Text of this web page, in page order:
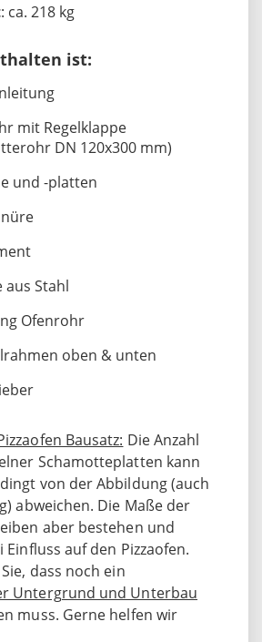
: ca. 218 kg
ist:
mit Regelklappe
DN 120x300 mm)
und -platten
aus Stahl
Ofenrohr
oben & unten
Bausatz: Die Anzahl
Schamotteplatten kann
von der Abbildung (auch
abweichen. Die Maße der
aber bestehen und
auf den Pizzaofen.
dass noch ein
Untergrund und Unterbau
muss. Gerne helfen wir